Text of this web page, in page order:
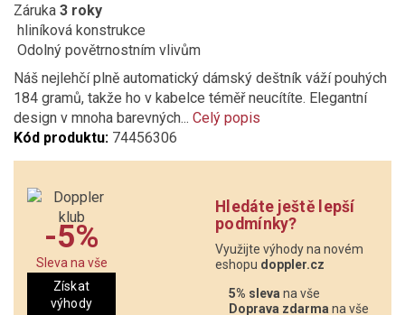
Záruka 3 roky
hliníková konstrukce
Odolný povětrnostním vlivům
Náš nejlehčí plně automatický dámský deštník váží pouhých
184 gramů, takže ho v kabelce téměř neucítíte. Elegantní
design v mnoha barevných... Celý popis
Kód produktu: 74456306
-5%
Sleva na vše
Získat
výhody
Hledáte ještě lepší
podmínky?
Využijte výhody na novém
eshopu doppler.cz
5% sleva na vše
Doprava zdarma na vše